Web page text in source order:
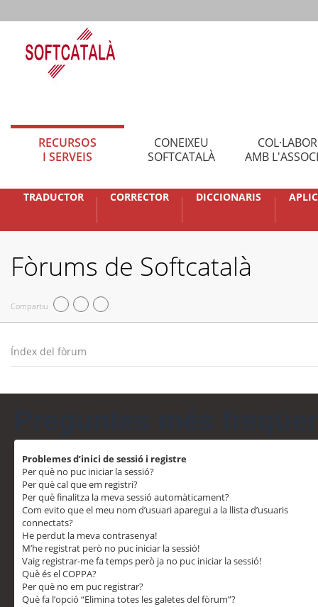
RECURSOS
I SERVEIS
CONEIXEU
SOFTCATALÀ
AMB
TRADUCTOR CORRECTOR DICCIONARIS
Fòrums de Softcatalà
Compartiu
Índex del fòrum
Problemes d’inici de sessió i registre
Per què no puc iniciar la sessió?
Per què cal que em registri?
Per què finalitza la meva sessió automàticament?
Com evito que el meu nom d’usuari aparegui a la llista d’usuaris
connectats?
He perdut la meva contrasenya!
M’he registrat però no puc iniciar la sessió!
Vaig registrar-me fa temps però ja no puc iniciar la sessió!
Què és el COPPA?
Per què no em puc registrar?
Què fa l’opció “Elimina totes les galetes del fòrum”?